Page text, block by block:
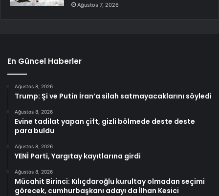
Ağustos 7, 2026
En Güncel Haberler
Ağustos 8, 2026
Trump: Şi ve Putin İran’a silah satmayacaklarını söyledi
Ağustos 8, 2026
Evine tadilat yapan çift, gizli bölmede deste deste
para buldu
Ağustos 8, 2026
YENİ Parti, Yargıtay kayıtlarına girdi
Ağustos 8, 2026
Mücahit Birinci: Kılıçdaroğlu kurultay olmadan seçimi
görecek, cumhurbaşkanı adayı da İlhan Kesici